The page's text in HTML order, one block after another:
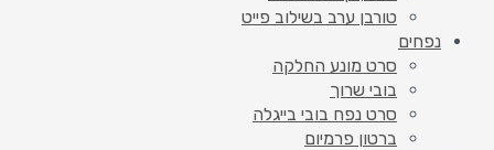
טורבן ערב בשילוב פייט
נפחים
סרט מונע החלקה
בובי שרוך
סרט נפח בובי בייגלה
ברטון פרמיום